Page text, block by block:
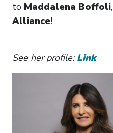
to Maddalena Boffoli,
Alliance!
See her profile: Link